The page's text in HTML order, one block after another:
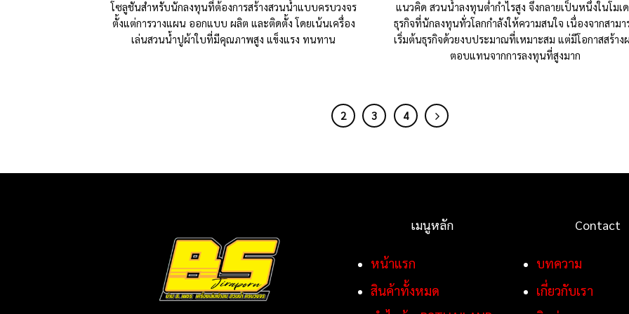
โซลูชันสำหรับนักลงทุนที่ต้องการสร้างสวนน้ำแบบครบวงจร
ตั้งแต่การวางแผน ออกแบบ ผลิต และติดตั้ง โดยเน้นเครื่อง
เล่นสวนน้ำปูผ้าใบที่มีคุณภาพสูง แข็งแรง ทนทาน
แนวคิด สวนน้ำลงทุนต่ำกำไรสูง จึงกลายเป็นหนึ่งในโมเ
ธุรกิจที่นักลงทุนทั่วโลกกำลังให้ความสนใจ เนื่องจากสามา
เริ่มต้นธุรกิจด้วยงบประมาณที่เหมาะสม แต่มีโอกาสสร้าง
ตอบแทนจากการลงทุนที่สูงมาก
2 3 4
เมนูหลัก
หน้าแรก
สินค้าทั้งหมด
Contact
บทความ
เกี่ยวกับเรา